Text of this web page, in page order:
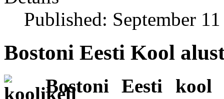
Published: September
Bostoni Eesti Kool
Bostoni Eesti